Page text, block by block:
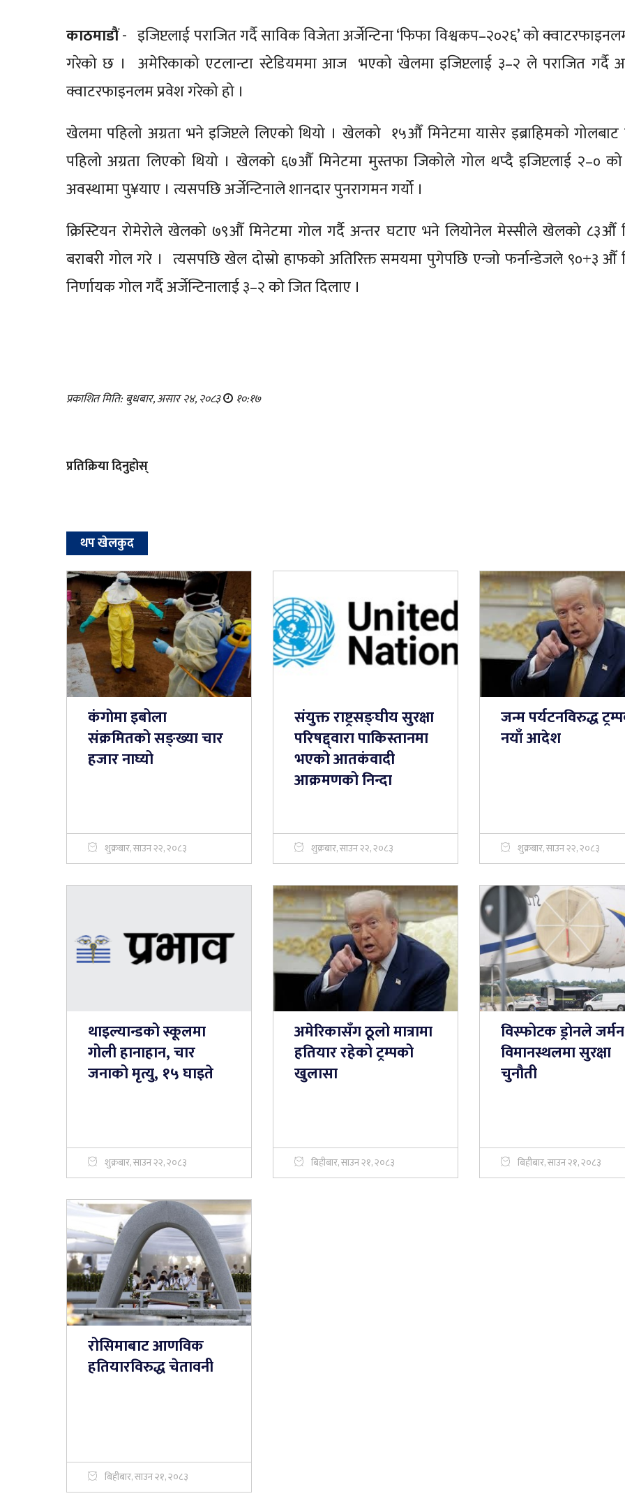
काठमाडाैं- इजिप्टलाई पराजित गर्दै साविक विजेता अर्जेन्टिना ‘फिफा विश्वकप–२०२६’ को
गरेको छ । अमेरिकाको एटलान्टा स्टेडियममा आज भएको खेलमा इजिप्टलाई ३–२ ले पराजित गर्दै
क्वाटरफाइनलम प्रवेश गरेको हो ।
खेलमा पहिलो अग्रता भने इजिप्टले लिएको थियो । खेलको १५औँ मिनेटमा यासेर इब्राहिमको गोलबाट
पहिलो अग्रता लिएको थियो । खेलको ६७औँ मिनेटमा मुस्तफा जिकोले गोल थप्दै इजिप्टलाई २–०
अवस्थामा पु¥याए । त्यसपछि अर्जेन्टिनाले शानदार पुनरागमन गर्यो ।
क्रिस्टियन रोमेरोले खेलको ७९औँ मिनेटमा गोल गर्दै अन्तर घटाए भने लियोनेल मेस्सीले खेलको ८३औँ
बराबरी गोल गरे । त्यसपछि खेल दोस्रो हाफको अतिरिक्त समयमा पुगेपछि एन्जो फर्नान्डेजले ९०+३ औँ
निर्णायक गोल गर्दै अर्जेन्टिनालाई ३–२ को जित दिलाए ।
प्रकाशित मिति: बुधबार, असार २४, २०८३ १०:१७
प्रतिक्रिया दिनुहोस्
थप खेलकुद
कंगाेमा इबोला
संक्रमितको सङ्ख्या चार
हजार नाघ्यो
शुक्रबार, साउन २२, २०८३
संयुक्त राष्ट्रसङ्घीय सुरक्षा
परिषद्द्वारा पाकिस्तानमा
भएको आतकंवादी
आक्रमणको निन्दा
शुक्रबार, साउन २२, २०८३
जन्म पर्यटनविरुद्ध
नयाँ आदेश
शुक्रबार, साउन २२, २०८३
थाइल्यान्डको स्कूलमा
गोली हानाहान, चार
जनाको मृत्यु, १५ घाइते
शुक्रबार, साउन २२, २०८३
अमेरिकासँग ठूलो मात्रामा
हतियार रहेको ट्रम्पको
खुलासा
बिहीबार, साउन २१, २०८३
विस्फोटक ड्रोनले जर्मन
विमानस्थलमा सुरक्षा
चुनौती
बिहीबार, साउन २१, २०८३
रोसिमाबाट आणविक
हतियारविरुद्ध चेतावनी
बिहीबार, साउन २१, २०८३